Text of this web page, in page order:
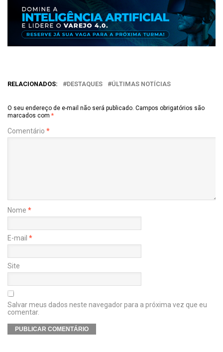
RELACIONADOS: DESTAQUES ÚLTIMAS NOTÍCIAS
O seu endereço de e-mail não será publicado. Campos obrigatórios são
marcados com *
Comentário *
Nome *
E-mail *
Site
Salvar meus dados neste navegador para a próxima vez que eu
comentar.